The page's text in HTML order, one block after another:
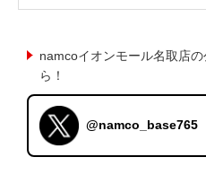
namcoイオンモール名取店
ら！
@namco_base765